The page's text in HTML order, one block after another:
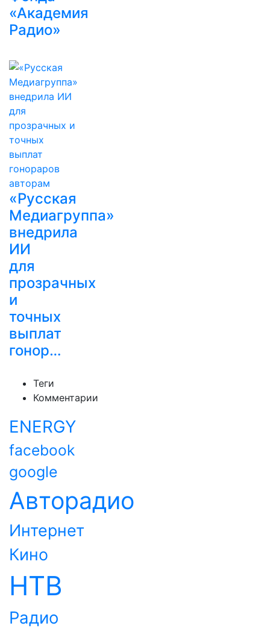
«Академия
Радио»
«Русская
Медиагруппа»
внедрила
ИИ
для
прозрачных
и
точных
выплат
гонор…
Теги
Комментарии
ENERGY
facebook
google
Авторадио
Интернет
Кино
НТВ
Радио